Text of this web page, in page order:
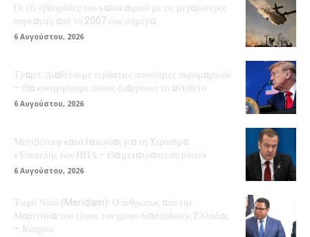
Οι έξι εβδομάδες του καλοκαιριού με τις μεγαλύτερες
πυρκαγιές από το 2007 έως σήμερα
6 Αυγούστου, 2026
Τραμπ: Διαθέτουμε τεράστιες ποσότητες πυρομαχικών
– Θα κυνηγήσουμε όσους διαρρέουν το αντίθετο
6 Αυγούστου, 2026
Μεντβέντεφ κατά Ιαπωνίας για τη Χιροσίμα:
«Υποτελής των ΗΠΑ – Θα μετατραπεί σε ρόνιν»
6 Αυγούστου, 2026
Τιερύ Ντεό (Meridiam): Ο άνθρωπος από την
Μαρτινίκα που έλυσε τον γρίφο διασύνδεσης Ελλάδας
– Κύπρου